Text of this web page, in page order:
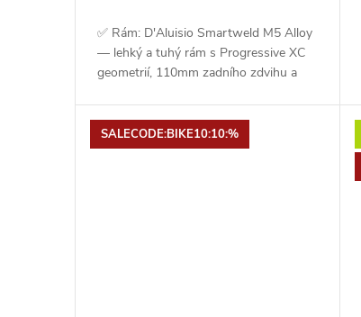
✅ Rám: D'Aluisio Smartweld M5 Alloy
— lehký a tuhý rám s Progressive XC
geometrií, 110mm zadního zdvihu a
SALECODE:BIKE10:10:%